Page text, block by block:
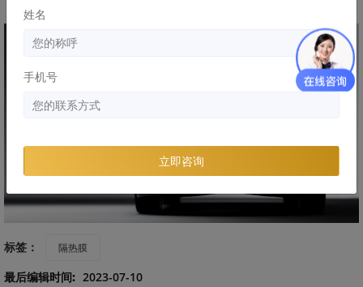
标签： 隔热膜
最后编辑时间: 2023-07-10
姓名
手机号
立即咨询